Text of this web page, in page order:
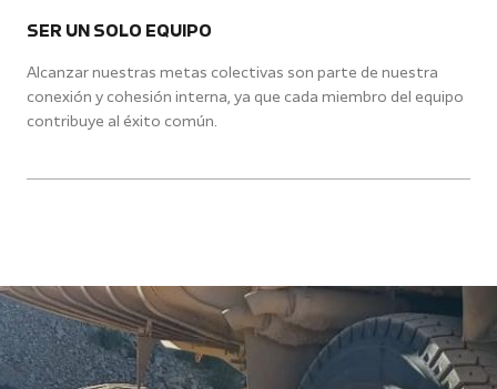
SER UN SOLO EQUIPO
Alcanzar nuestras metas colectivas son parte de nuestra
conexión y cohesión interna, ya que cada miembro del equipo
contribuye al éxito común.